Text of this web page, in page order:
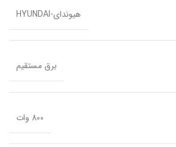
هیوندای-HYUNDAI
برق مستقیم
800 وات